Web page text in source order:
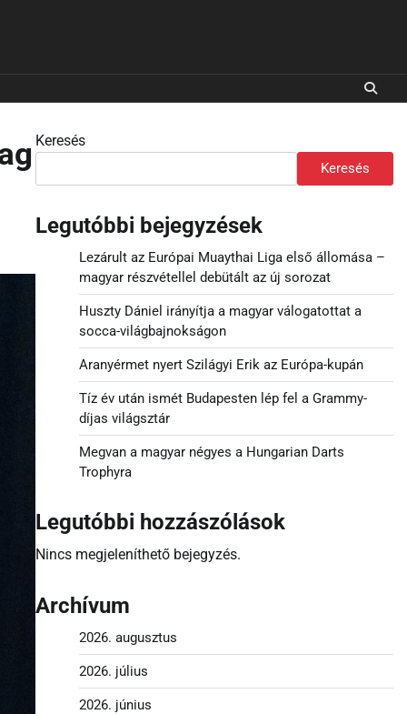
Keresés
Keresés
Legutóbbi bejegyzések
Lezárult az Európai Muaythai Liga első állomása –
magyar részvétellel debütált az új sorozat
Huszty Dániel irányítja a magyar válogatottat a
socca-világbajnokságon
Aranyérmet nyert Szilágyi Erik az Európa-kupán
Tíz év után ismét Budapesten lép fel a Grammy-
díjas világsztár
Megvan a magyar négyes a Hungarian Darts
Trophyra
Legutóbbi hozzászólások
Nincs megjeleníthető bejegyzés.
Archívum
2026. augusztus
2026. július
2026. június